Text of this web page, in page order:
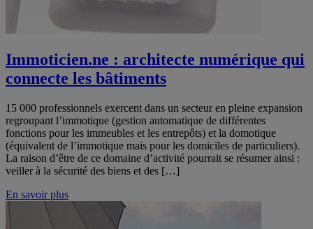
Immoticien.ne : architecte numérique qui
connecte les bâtiments
15 000 professionnels exercent dans un secteur en pleine expansion
regroupant l’immotique (gestion automatique de différentes
fonctions pour les immeubles et les entrepôts) et la domotique
(équivalent de l’immotique mais pour les domiciles de particuliers).
La raison d’être de ce domaine d’activité pourrait se résumer ainsi :
veiller à la sécurité des biens et des […]
En savoir plus